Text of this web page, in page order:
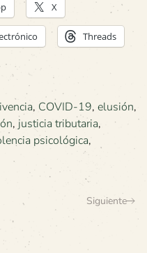
X
Threads
, COVID-19, elusión,
, justicia tributaria,
psicológica,
Siguiente